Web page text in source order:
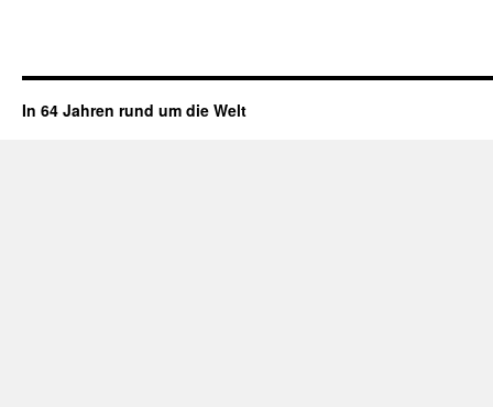
In 64 Jahren rund um die Welt